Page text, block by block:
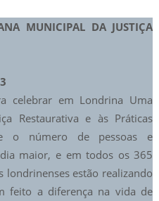
MUNICIPAL DA JUSTIÇA
celebrar em Londrina Uma
Restaurativa e às Práticas
o número de pessoas e
maior, e em todos os 365
londrinenses estão realizando
feito a diferença na vida de